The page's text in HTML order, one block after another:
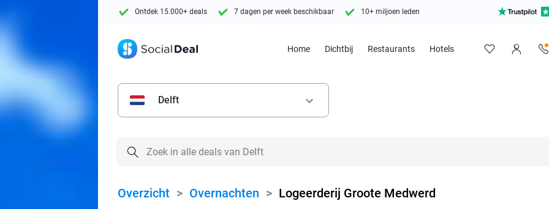
Ontdek 15.000+ deals 7 dagen per week beschikbaar 10+ miljoen leden
Home Dichtbij Restaurants Hotels
Delft keyboard_arrow_down
Overzicht > Overnachten > Logeerderij Groote Medwerd